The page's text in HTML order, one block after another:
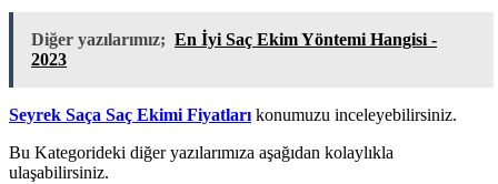
Diğer yazılarımız; En İyi Saç Ekim Yöntemi Hangisi -
2023
Seyrek Saça Saç Ekimi Fiyatları konumuzu inceleyebilirsiniz.
Bu Kategorideki diğer yazılarımıza aşağıdan kolaylıkla
ulaşabilirsiniz.